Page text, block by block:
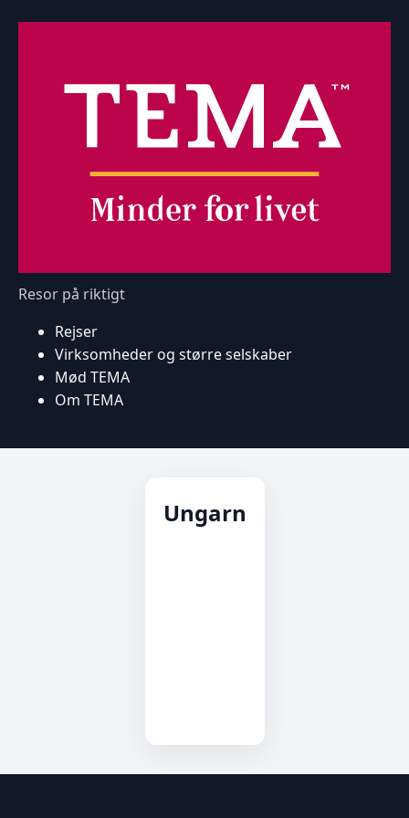
Resor på riktigt
Rejser
Virksomheder og større selskaber
Mød TEMA
Om TEMA
Ungarn